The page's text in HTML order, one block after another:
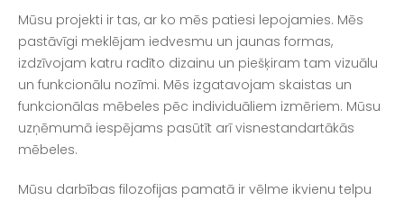
PĒC PASŪTĪJUMA
Mūsu projekti ir tas, ar ko mēs patiesi lepojamies. Mēs
pastāvīgi meklējam iedvesmu un jaunas formas,
izdzīvojam katru radīto dizainu un piešķiram tam vizuālu
un funkcionālu nozīmi. Mēs izgatavojam skaistas un
funkcionālas mēbeles pēc individuāliem izmēriem. Mūsu
uzņēmumā iespējams pasūtīt arī visnestandartākās
mēbeles.
Mūsu darbības filozofijas pamatā ir vēlme ikvienu telpu